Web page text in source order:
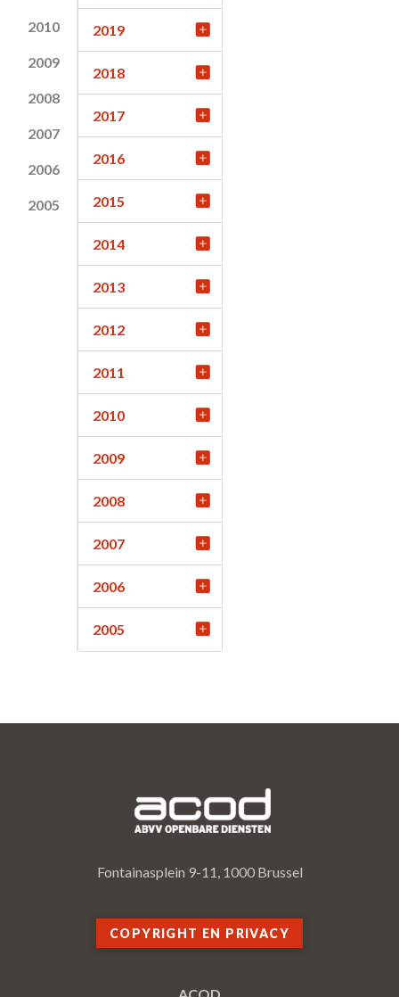
2010
2009
2008
2007
2006
2005
2019
2018
2017
2016
2015
2014
2013
2012
2011
2010
2009
2008
2007
2006
2005
Fontainasplein 9-11, 1000 Brussel
COPYRIGHT EN PRIVACY